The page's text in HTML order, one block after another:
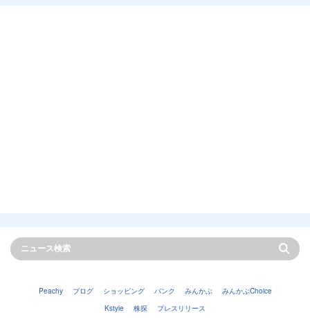
Peachy ブログ ショッピング バンク みんかぶ
みんかぶChoice
Kstyle
株探 プレスリリース